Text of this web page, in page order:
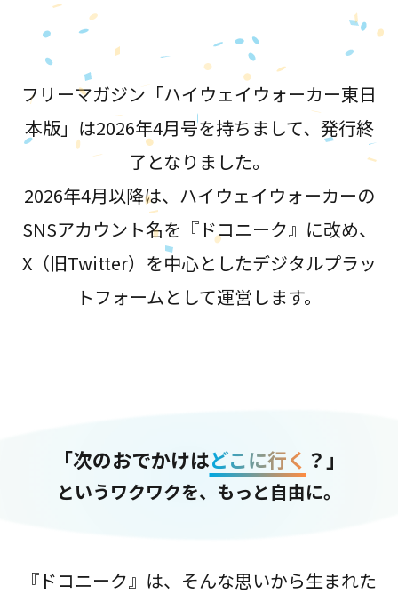
フリーマガジン「ハイウェイウォーカー東日
本版」は2026年4月号を持ちまして、発行終
了となりました。
2026年4月以降は、ハイウェイウォーカーの
SNSアカウント名を『ドコニーク』に改め、
X（旧Twitter）を中心としたデジタルプラッ
トフォームとして運営します。
「次のおでかけはどこに行く ？」
というワクワクを、もっと自由に。
『ドコニーク』は、そんな思いから生まれた